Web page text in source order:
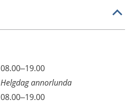
08.00–19.00
Helgdag annorlunda
08.00–19.00